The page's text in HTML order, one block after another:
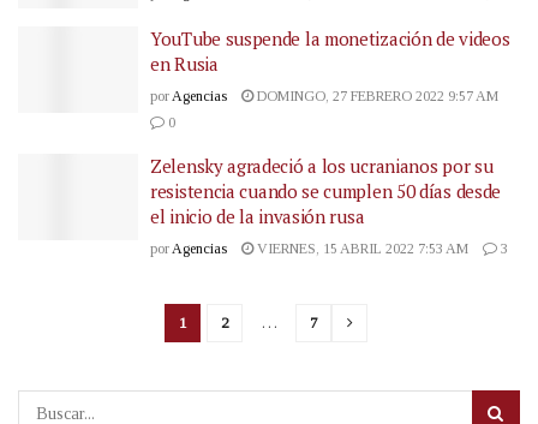
YouTube suspende la monetización de videos
en Rusia
porAgencias
DOMINGO, 27 FEBRERO 2022 9:57 AM
0
Zelensky agradeció a los ucranianos por su
resistencia cuando se cumplen 50 días desde
el inicio de la invasión rusa
porAgencias VIERNES, 15 ABRIL 2022 7:53 AM 3
1 2 … 7